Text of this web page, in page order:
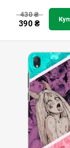
430₴
390₴